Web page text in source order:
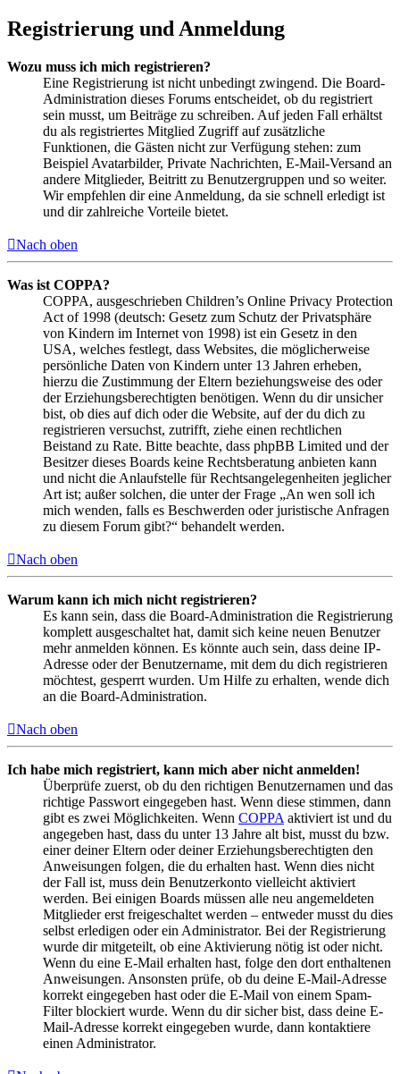
Registrierung und Anmeldung
Wozu muss ich mich registrieren?
Eine Registrierung ist nicht unbedingt zwingend. Die Board-
Administration dieses Forums entscheidet, ob du registriert
sein musst, um Beiträge zu schreiben. Auf jeden Fall erhältst
du als registriertes Mitglied Zugriff auf zusätzliche
Funktionen, die Gästen nicht zur Verfügung stehen: zum
Beispiel Avatarbilder, Private Nachrichten, E-Mail-Versand an
andere Mitglieder, Beitritt zu Benutzergruppen und so weiter.
Wir empfehlen dir eine Anmeldung, da sie schnell erledigt ist
und dir zahlreiche Vorteile bietet.
Nach oben
Was ist COPPA?
COPPA, ausgeschrieben Children’s Online Privacy Protection
Act of 1998 (deutsch: Gesetz zum Schutz der Privatsphäre
von Kindern im Internet von 1998) ist ein Gesetz in den
USA, welches festlegt, dass Websites, die möglicherweise
persönliche Daten von Kindern unter 13 Jahren erheben,
hierzu die Zustimmung der Eltern beziehungsweise des oder
der Erziehungsberechtigten benötigen. Wenn du dir unsicher
bist, ob dies auf dich oder die Website, auf der du dich zu
registrieren versuchst, zutrifft, ziehe einen rechtlichen
Beistand zu Rate. Bitte beachte, dass phpBB Limited und der
Besitzer dieses Boards keine Rechtsberatung anbieten kann
und nicht die Anlaufstelle für Rechtsangelegenheiten jeglicher
Art ist; außer solchen, die unter der Frage „An wen soll ich
mich wenden, falls es Beschwerden oder juristische Anfragen
zu diesem Forum gibt?“ behandelt werden.
Nach oben
Warum kann ich mich nicht registrieren?
Es kann sein, dass die Board-Administration die Registrierung
komplett ausgeschaltet hat, damit sich keine neuen Benutzer
mehr anmelden können. Es könnte auch sein, dass deine IP-
Adresse oder der Benutzername, mit dem du dich registrieren
möchtest, gesperrt wurden. Um Hilfe zu erhalten, wende dich
an die Board-Administration.
Nach oben
Ich habe mich registriert, kann mich aber nicht anmelden!
Überprüfe zuerst, ob du den richtigen Benutzernamen und das
richtige Passwort eingegeben hast. Wenn diese stimmen, dann
gibt es zwei Möglichkeiten. Wenn COPPA aktiviert ist und du
angegeben hast, dass du unter 13 Jahre alt bist, musst du bzw.
einer deiner Eltern oder deiner Erziehungsberechtigten den
Anweisungen folgen, die du erhalten hast. Wenn dies nicht
der Fall ist, muss dein Benutzerkonto vielleicht aktiviert
werden. Bei einigen Boards müssen alle neu angemeldeten
Mitglieder erst freigeschaltet werden – entweder musst du dies
selbst erledigen oder ein Administrator. Bei der Registrierung
wurde dir mitgeteilt, ob eine Aktivierung nötig ist oder nicht.
Wenn du eine E-Mail erhalten hast, folge den dort enthaltenen
Anweisungen. Ansonsten prüfe, ob du deine E-Mail-Adresse
korrekt eingegeben hast oder die E-Mail von einem Spam-
Filter blockiert wurde. Wenn du dir sicher bist, dass deine E-
Mail-Adresse korrekt eingegeben wurde, dann kontaktiere
einen Administrator.